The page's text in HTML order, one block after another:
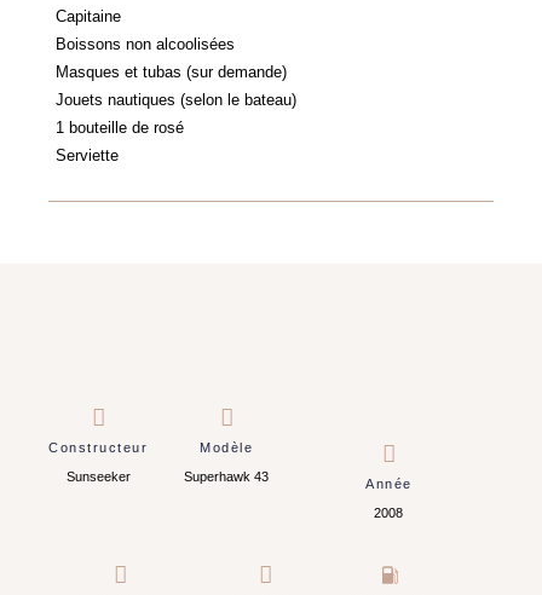
Capitaine
Boissons non alcoolisées
Masques et tubas (sur demande)
Jouets nautiques (selon le bateau)
1 bouteille de rosé
Serviette
Constructeur
Sunseeker
Modèle
Superhawk 43
Année
2008